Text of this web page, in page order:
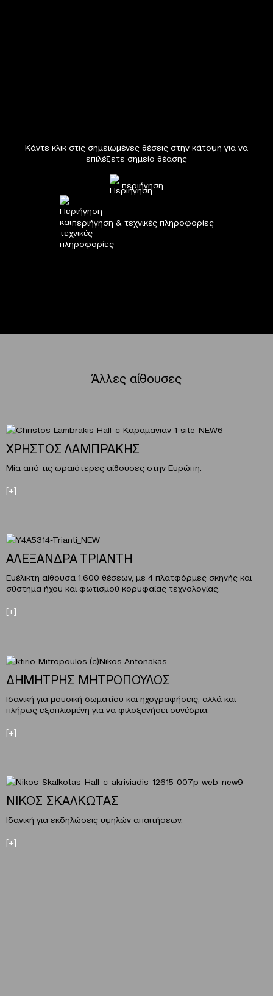
Κάντε κλικ στις σημειωμένες θέσεις στην κάτοψη για να
επιλέξετε σημείο θέασης
περιήγηση
περιήγηση & τεχνικές πληροφορίες
Άλλες αίθουσες
ΧΡΗΣΤΟΣ ΛΑΜΠΡΑΚΗΣ
Mία από τις ωραιότερες αίθουσες στην Ευρώπη.
[+]
ΑΛΕΞΑΝΔΡΑ ΤΡΙΑΝΤΗ
Ευέλικτη αίθουσα 1.600 θέσεων, με 4 πλατφόρμες σκηνής και
σύστημα ήχου και φωτισμού κορυφαίας τεχνολογίας.
[+]
ΔΗΜΗΤΡΗΣ ΜΗΤΡΟΠΟΥΛΟΣ
Ιδανική για μουσική δωματίου και ηχογραφήσεις, αλλά και
πλήρως εξοπλισμένη για να φιλοξενήσει συνέδρια.
[+]
ΝΙΚΟΣ ΣΚΑΛΚΩΤΑΣ
Ιδανική για εκδηλώσεις υψηλών απαιτήσεων.
[+]